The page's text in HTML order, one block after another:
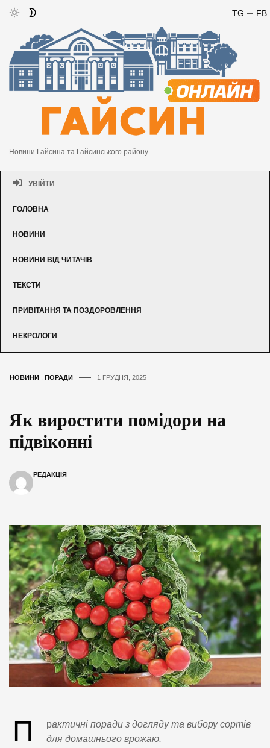
FB
TG
Новини Гайсина та Гайсинського району
УВІЙТИ
ГОЛОВНА
НОВИНИ
НОВИНИ ВІД ЧИТАЧІВ
ТЕКСТИ
ПРИВІТАННЯ ТА ПОЗДОРОВЛЕННЯ
НЕКРОЛОГИ
НОВИНИ ПОРАДИ 1 ГРУДНЯ, 2025
Як виростити помідори на
підвіконні
РЕДАКЦІЯ
П рактичні поради з догляду та вибору сортів
для домашнього врожаю.